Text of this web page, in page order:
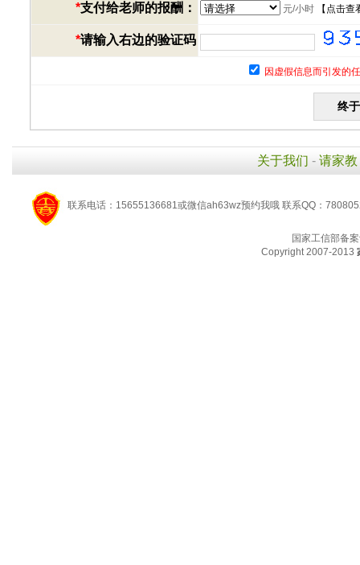
*支付给老师的报酬： 元/小时【 点击查
*请输入右边的验证码
因虚假信息而引发的
关于我们 - 请家教
联系电话：15655136681或微信ah63wz预约我哦 联系QQ：
国家工信部备
Copyright 2007-2013